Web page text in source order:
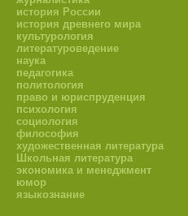
история России
история древнего мира
культурология
литературоведение
наука
педагогика
политология
право и юриспруденция
психология
социология
философия
художественная литература
Школьная литература
экономика и менеджмент
юмор
языкознание